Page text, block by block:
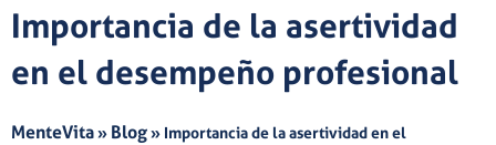
Importancia de la asertividad
en el desempeño profesional
MenteVita» Blog» Importancia de la asertividad en el